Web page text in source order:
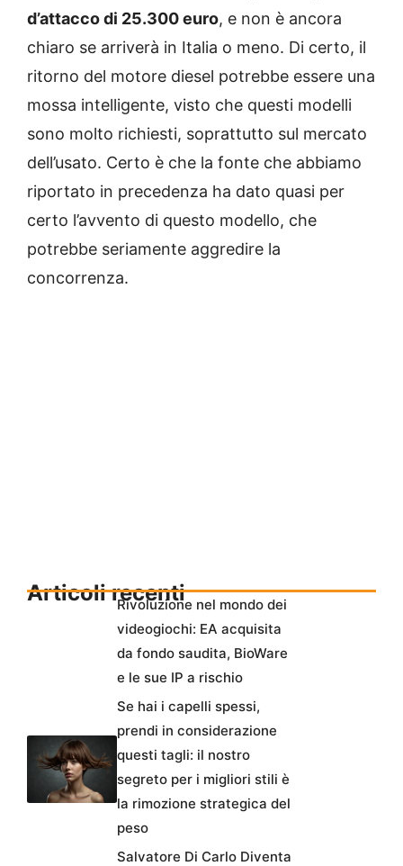
d’attacco di 25.300 euro, e non è ancora
chiaro se arriverà in Italia o meno. Di certo, il
ritorno del motore diesel potrebbe essere una
mossa intelligente, visto che questi modelli
sono molto richiesti, soprattutto sul mercato
dell’usato. Certo è che la fonte che abbiamo
riportato in precedenza ha dato quasi per
certo l’avvento di questo modello, che
potrebbe seriamente aggredire la
concorrenza.
Articoli recentiRivoluzione nel mondo dei
videogiochi: EA acquisita
da fondo saudita, BioWare
e le sue IP a rischio
Se hai i capelli spessi,
prendi in considerazione
questi tagli: il nostro
segreto per i migliori stili è
la rimozione strategica del
peso
Salvatore Di Carlo Diventa